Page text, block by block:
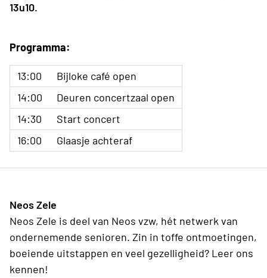
13u10.
Programma:
13:00
Bijloke café open
14:00
Deuren concertzaal open
14:30
Start concert
16:00
Glaasje achteraf
Neos Zele
Neos Zele is deel van Neos vzw, hét netwerk van
ondernemende senioren. Zin in toffe ontmoetingen,
boeiende uitstappen en veel gezelligheid? Leer ons
kennen!